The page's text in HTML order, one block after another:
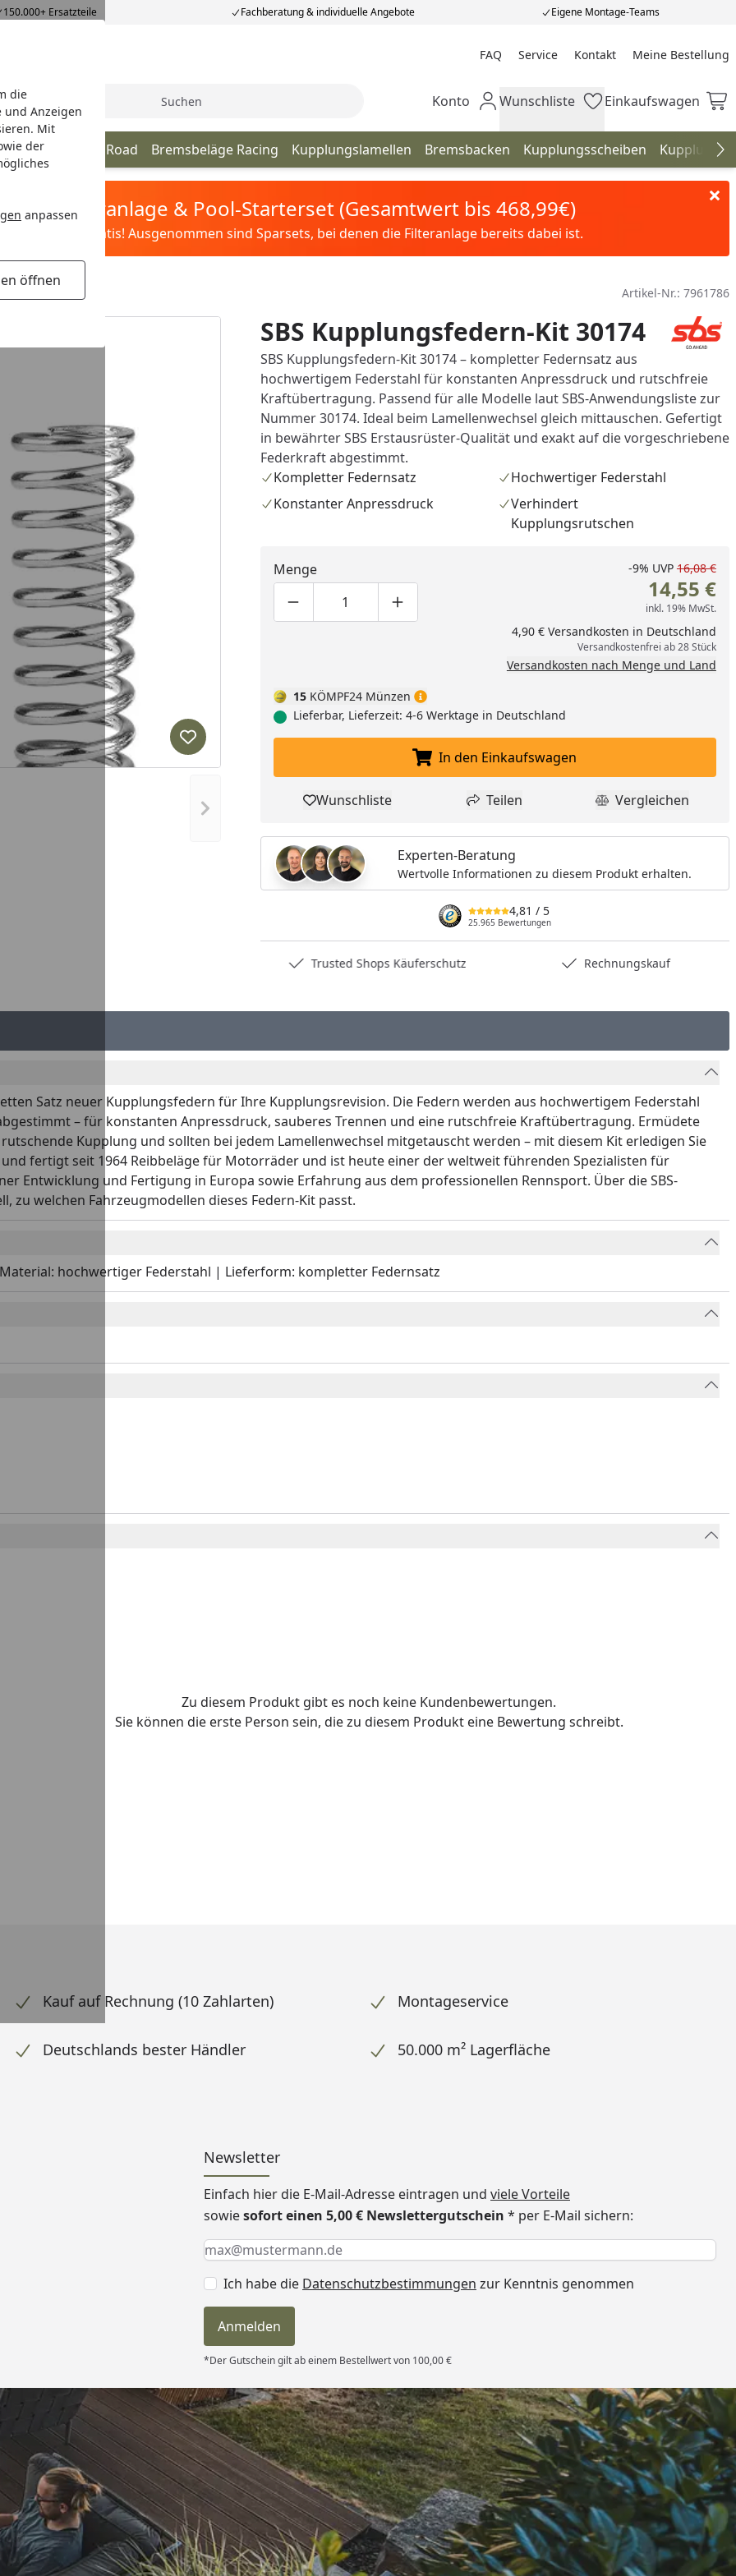
die
und Anzeigen
Mit
der
anpassen
öffnen
150.000+ Ersatzteile Fachberatung & individuelle Angebote Eigene Montage-Teams
FAQ Service Kontakt Meine Bestellung
Meine Bestellung
Suche Mein Konto
Konto Wunschliste
Wunschliste Einkaufswagen
Einkaufswagen
Off Road Bremsbeläge Racing Kupplungslamellen Bremsbacken Kupplungsscheiben
Sandfilteranlage & Pool-Starterset (Gesamtwert bis 468,99€)
Filter&Pflege gratis! Ausgenommen sind Sparsets, bei denen die Filteranlage bereits dabei ist.
Artikel-Nr.: 7961786
Nächstes Bild anzeigen
Produkt zur Wunschliste hinzufügen
SBS Kupplungsfedern-Kit 30174
SBS Kupplungsfedern-Kit 30174 – kompletter Federnsatz aus
hochwertigem Federstahl für konstanten Anpressdruck und rutschfreie
Kraftübertragung. Passend für alle Modelle laut SBS-Anwendungsliste zur
Nummer 30174. Ideal beim Lamellenwechsel gleich mittauschen. Gefertigt
in bewährter SBS Erstausrüster-Qualität und exakt auf die vorgeschriebene
Federkraft abgestimmt.
Kompletter Federnsatz
Hochwertiger Federstahl
Konstanter Anpressdruck
Verhindert
Kupplungsrutschen
Menge
Produktmenge um eins verringern
Produktmenge manuell eingeben
Produktmenge um eins erhöhen
-9% UVP 16,08 €
14,55 €
inkl. 19% MwSt.
4,90 € Versandkosten in Deutschland
Versandkostenfrei ab 28 Stück
Versandkosten nach Menge und Land
15 KÖMPF24 Münzen
Lieferbar, Lieferzeit: 4-6 Werktage in Deutschland
In den Einkaufswagen legen
In den Einkaufswagen
Produkt zur Wunschliste hinzufügen
Wunschliste Teilen
Teilen Produkt
Vergleichen
Experten-Beratung
Wertvolle Informationen zu diesem Produkt erhalten.
4,81 / 5
25.965 Bewertungen
Trusted Shops Käuferschutz Rechnungskauf
Satz neuer Kupplungsfedern für Ihre Kupplungsrevision. Die Federn werden aus hochwertigem Federstahl
– für konstanten Anpressdruck, sauberes Trennen und eine rutschfreie Kraftübertragung. Ermüdete
Kupplung und sollten bei jedem Lamellenwechsel mitgetauscht werden – mit diesem Kit erledigen Sie
fertigt seit 1964 Reibbeläge für Motorräder und ist heute einer der weltweit führenden Spezialisten für
Entwicklung und Fertigung in Europa sowie Erfahrung aus dem professionellen Rennsport. Über die SBS-
zu welchen Fahrzeugmodellen dieses Federn-Kit passt.
hochwertiger Federstahl | Lieferform: kompletter Federnsatz
Zu diesem Produkt gibt es noch keine Kundenbewertungen.
Sie können die erste Person sein, die zu diesem Produkt eine Bewertung schreibt.
Kauf auf Rechnung (10 Zahlarten) Montageservice
Deutschlands bester Händler 50.000 m² Lagerfläche
Newsletter
Einfach hier die E-Mail-Adresse eintragen und viele Vorteile
sowiesofort einen 5,00 € Newslettergutschein * per E-Mail sichern:
Keine Eingabe erforderlich
Eingabe erforderlich
E-Mail *
Ich habe die Datenschutzbestimmungen zur Kenntnis genommen
Anmelden
*Der Gutschein gilt ab einem Bestellwert von 100,00 €
von 4
TOP!
letzte
und weiter
Versand